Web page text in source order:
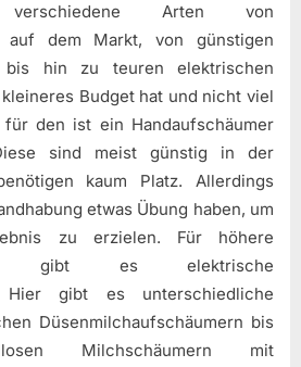
Arten von
auf dem Markt, von günstigen
bis hin zu teuren elektrischen
Budget hat und nicht viel
den ist ein Handaufschäumer
sind meist günstig in der
kaum Platz. Allerdings
etwas Übung haben, um
zu erzielen. Für höhere
gibt es elektrische
Hier gibt es unterschiedliche
Düsenmilchaufschäumern bis
Milchschäumern mit